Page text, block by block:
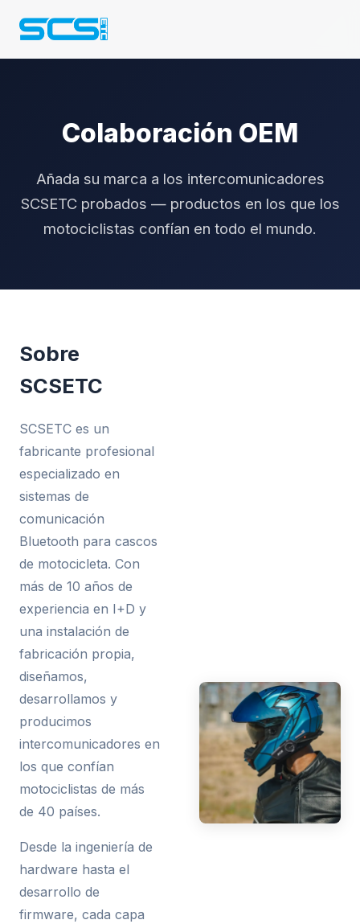
Colaboración OEM
Añada su marca a los intercomunicadores
SCSETC probados — productos en los que los
motociclistas confían en todo el mundo.
Sobre
SCSETC
SCSETC es un
fabricante profesional
especializado en
sistemas de
comunicación
Bluetooth para cascos
de motocicleta. Con
más de 10 años de
experiencia en I+D y
una instalación de
fabricación propia,
diseñamos,
desarrollamos y
producimos
intercomunicadores en
los que confían
motociclistas de más
de 40 países.
Desde la ingeniería de
hardware hasta el
desarrollo de
firmware, cada capa